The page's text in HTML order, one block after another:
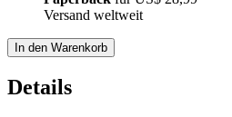
Versand weltweit
In den Warenkorb
Details